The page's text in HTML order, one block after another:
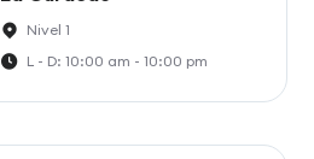
Nivel 1
L - D: 10:00 am - 10:00 pm